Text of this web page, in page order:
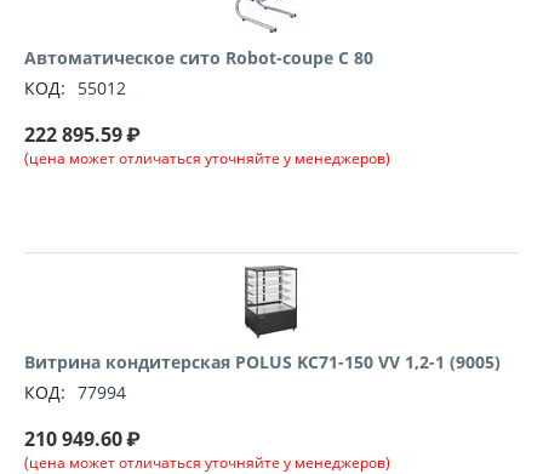
Автоматическое сито Robot-coupe C 80
КОД:
55012
222 895.59₽
(цена может отличаться уточняйте у менеджеров)
Витрина кондитерская POLUS KC71-150 VV 1,2-1 (9005)
КОД: 77994
210 949.60₽
(цена может отличаться уточняйте у менеджеров)